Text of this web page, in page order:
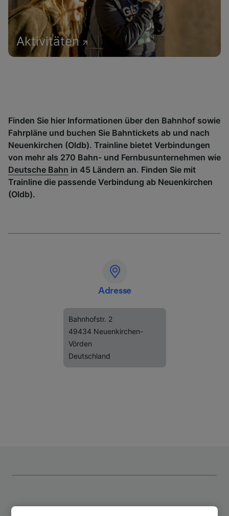
Aktivitäten
Finden Sie hier Informationen über den Bahnhof sowie
Fahrpläne und buchen Sie Bahntickets ab und nach
Neuenkirchen (Oldb). Trainline bietet Verbindungen
von mehr als 270 Bahn- und Fernbusunternehmen wie
Deutsche Bahn in 45 Ländern an. Finden Sie mit
Trainline die passende Verbindung ab Neuenkirchen
(Oldb).
Adresse
Bahnhofstr. 2
49434 Neuenkirchen-
Vörden
Deutschland